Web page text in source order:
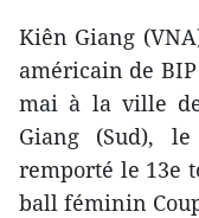
Kiên Giang
américain de
mai à la ville
Giang (Sud),
remporté le 13e
ball féminin